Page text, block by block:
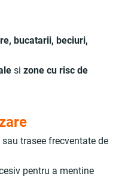
bucatarii, beciuri,
si zone cu risc de
trasee frecventate de
pentru a mentine